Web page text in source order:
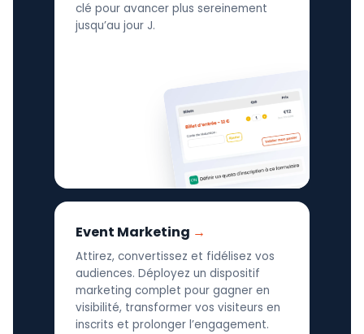
clé pour avancer plus sereinement
jusqu’au jour J.
Event Marketing
Attirez, convertissez et fidélisez vos
audiences. Déployez un dispositif
marketing complet pour gagner en
visibilité, transformer vos visiteurs en
inscrits et prolonger l’engagement.